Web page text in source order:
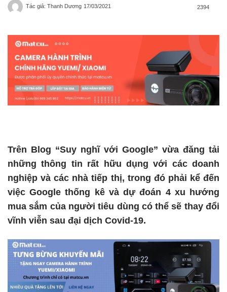
Tác giả: Thanh Dương 17/03/2021 2394
Trên Blog “Suy nghĩ với Google” vừa đăng tải
những thông tin rất hữu dụng với các doanh
nghiệp và các nhà tiếp thị, trong đó phải kể đến
việc Google thống kê và dự đoán 4 xu hướng
mua sắm của người tiêu dùng có thể sẽ thay đổi
vĩnh viễn sau đại dịch Covid-19.